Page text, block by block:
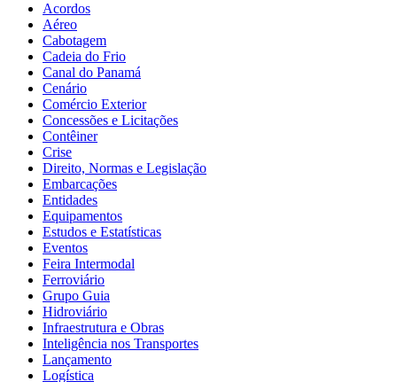
Acordos
Aéreo
Cabotagem
Cadeia do Frio
Canal do Panamá
Cenário
Comércio Exterior
Concessões e Licitações
Contêiner
Crise
Direito, Normas e Legislação
Embarcações
Entidades
Equipamentos
Estudos e Estatísticas
Eventos
Feira Intermodal
Ferroviário
Grupo Guia
Hidroviário
Infraestrutura e Obras
Inteligência nos Transportes
Lançamento
Logística